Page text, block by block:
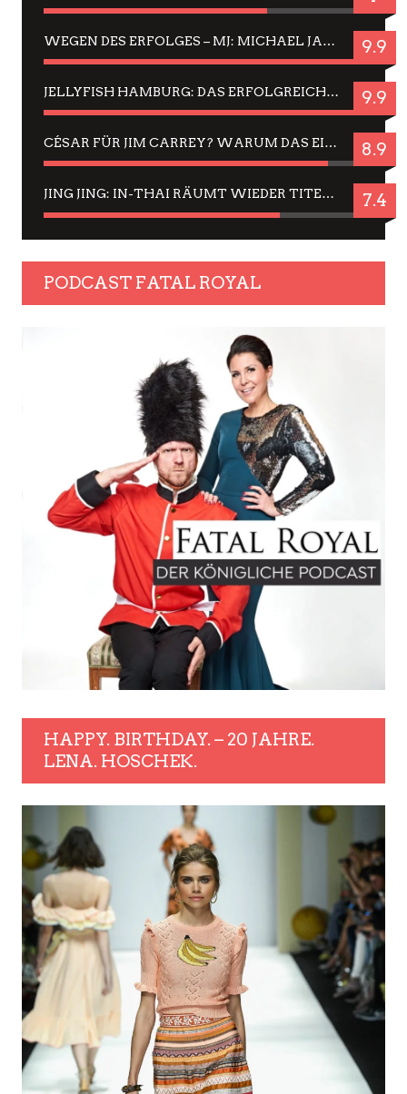
WEGEN DES ERFOLGES – MJ: MICHAEL JACKSON MUSICAL IN EINER MATINEE SEHEN 9.9
JELLYFISH HAMBURG: DAS ERFOLGREICHE SOMMER-MENÜ 2025 IN GEFÜHLEN UND BILDERN 9.9
CÉSAR FÜR JIM CARREY? WARUM DAS EINER DER NERVIGSTEN ACTORS IST UND BLEIBT 8.9
JING JING: IN-THAI RÄUMT WIEDER TITEL AB – EIN ZWEI-STUNDEN-ERLEBNISBERICHT 7.4
PODCAST FATAL ROYAL
HAPPY. BIRTHDAY. – 20 JAHRE.
LENA. HOSCHEK.